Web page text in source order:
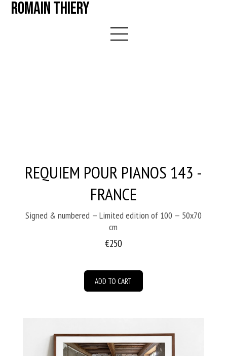
ROMAIN THIERY
REQUIEM POUR PIANOS 143 -
FRANCE
Signed & numbered — Limited edition of 100 — 50x70
cm
€250
ADD TO CART